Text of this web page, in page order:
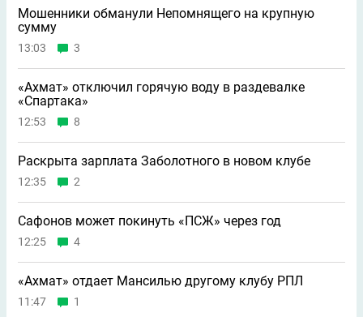
Мошенники обманули Непомнящего на крупную
сумму
13:03 3
«Ахмат» отключил горячую воду в раздевалке
«Спартака»
12:53 8
Раскрыта зарплата Заболотного в новом клубе
12:35 2
Сафонов может покинуть «ПСЖ» через год
12:25 4
«Ахмат» отдает Мансилью другому клубу РПЛ
11:47 1